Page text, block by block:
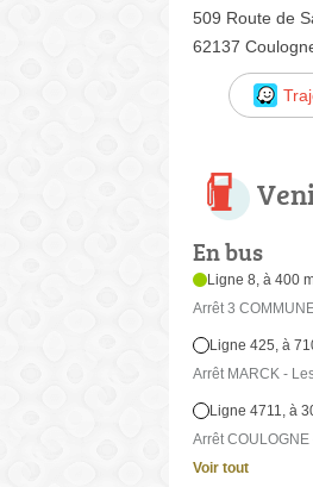
509 Route de
62137
En bus
Ligne 8, à 400
Arrêt 3
Ligne 425, à
Arrêt MARCK -
Ligne 4711, à
Arrêt
Voir tout